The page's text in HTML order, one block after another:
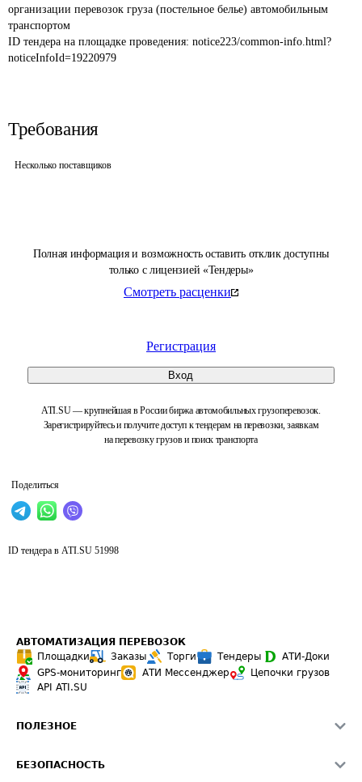
Полная информация и возможность оставить отклик доступны
только с лицензией «Тендеры»
Смотреть расценки
Регистрация
Вход
ATI.SU — крупнейшая в России биржа автомобильных грузоперевозок.
Зарегистрируйтесь и получите доступ к тендерам на перевозки, заявкам
на перевозку грузов и поиск транспорта
Поделиться
организации перевозок груза (постельное белье) автомобильным
транспортом
ID тендера на площадке проведения: notice223/common-info.html?
noticeInfoId=19220979
Требования
Несколько поставщиков
ID тендера в ATI.SU 51998
АВТОМАТИЗАЦИЯ ПЕРЕВОЗОК
Площадки
Заказы Торги Тендеры
АТИ-Доки
GPS-мониторинг
АТИ Мессенджер
Цепочки грузов
API ATI.SU
ПОЛЕЗНОЕ
БЕЗОПАСНОСТЬ